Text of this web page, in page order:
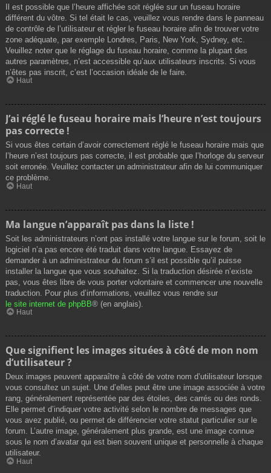
Il est possible que l’heure affichée soit réglée sur un fuseau horaire
différent du vôtre. Si tel était le cas, veuillez vous rendre dans le panneau
de contrôle de l’utilisateur et régler le fuseau horaire afin de trouver votre
zone adéquate, par exemple Londres, Paris, New York, Sydney, etc.
Veuillez noter que le réglage du fuseau horaire, comme la plupart des
autres paramètres, n’est accessible qu’aux utilisateurs inscrits. Si vous
n’êtes pas inscrit, c’est l’occasion idéale de le faire.
Haut
J’ai réglé le fuseau horaire mais l’heure n’est toujours
pas correcte !
Si vous êtes certain d’avoir correctement réglé le fuseau horaire mais que
l’heure n’est toujours pas correcte, il est probable que l’horloge du serveur
soit erronée. Veuillez contacter un administrateur afin de lui communiquer
ce problème.
Haut
Ma langue n’apparaît pas dans la liste !
Soit les administrateurs n’ont pas installé votre langue sur le forum, soit le
logiciel n’a pas encore été traduit dans votre langue. Essayez de
demander à un administrateur du forum s’il est possible qu’il puisse
installer la langue que vous souhaitez. Si la traduction désirée n’existe
pas, vous êtes libre de vous porter volontaire et commencer une nouvelle
traduction. Pour plus d’informations, veuillez vous rendre sur
le site internet de phpBB® (en anglais).
Haut
Que signifient les images situées à côté de mon nom
d’utilisateur ?
Deux images peuvent apparaître à côté de votre nom d’utilisateur lorsque
vous consultez un sujet. Une d’elles peut être une image associée à votre
rang, généralement représentée par des étoiles, des carrés ou des ronds.
Elle permet d’indiquer votre activité selon le nombre de messages que
vous avez publié, ou permet de différencier votre statut particulier sur le
forum. L’autre image, généralement plus grande, est une image connue
sous le nom d’avatar qui est bien souvent unique et personnelle à chaque
utilisateur.
Haut